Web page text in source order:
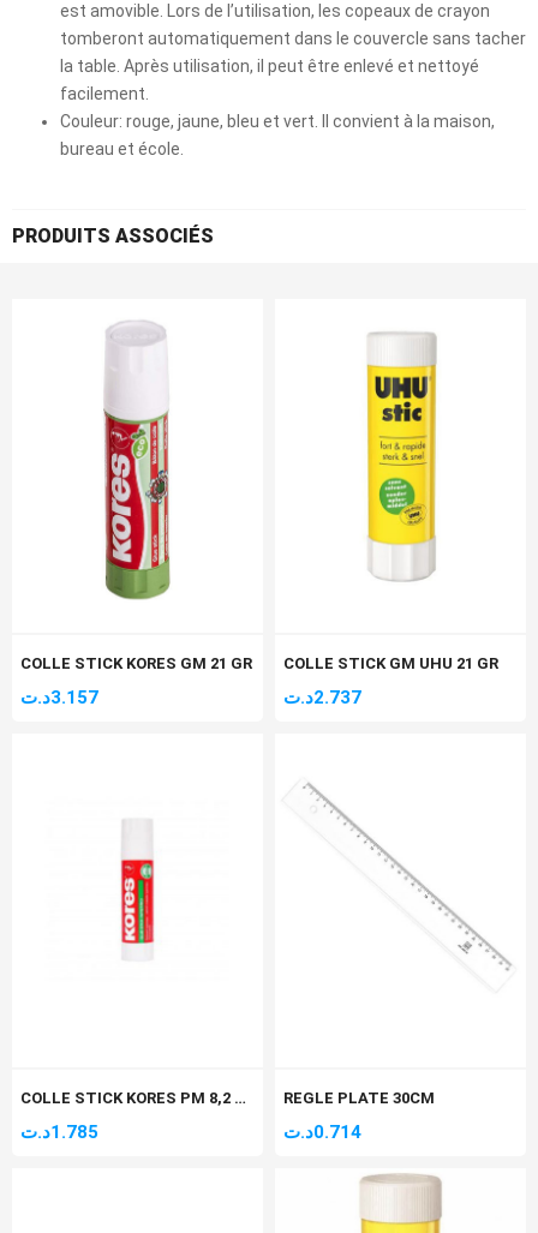
est amovible. Lors de l’utilisation, les copeaux de crayon
tomberont automatiquement dans le couvercle sans tacher
la table. Après utilisation, il peut être enlevé et nettoyé
facilement.
Couleur: rouge, jaune, bleu et vert. Il convient à la maison,
bureau et école.
PRODUITS ASSOCIÉS
COLLE STICK KORES GM 21 GR
3.157د.ت
COLLE STICK GM UHU 21 GR
2.737د.ت
COLLE STICK KORES PM 8,2 GR
1.785د.ت
REGLE PLATE 30CM
0.714د.ت